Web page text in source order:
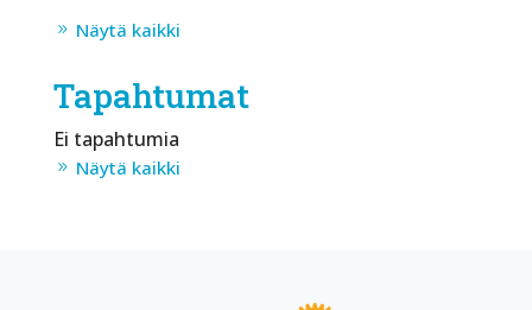
Näytä kaikki
Tapahtumat
Ei tapahtumia
Näytä kaikki